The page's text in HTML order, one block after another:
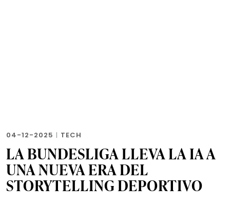
04-12-2025 | TECH
LA BUNDESLIGA LLEVA LA IA A
UNA NUEVA ERA DEL
STORYTELLING DEPORTIVO